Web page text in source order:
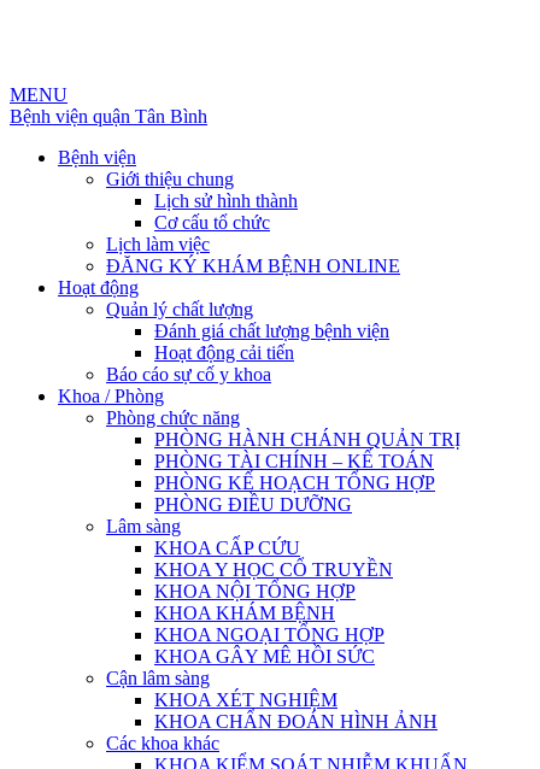
MENU
Bệnh viện quận Tân Bình
Bệnh viện
Giới thiệu chung
Lịch sử hình thành
Cơ cấu tổ chức
Lịch làm việc
ĐĂNG KÝ KHÁM BỆNH ONLINE
Hoạt động
Quản lý chất lượng
Đánh giá chất lượng bệnh viện
Hoạt động cải tiến
Báo cáo sự cố y khoa
Khoa / Phòng
Phòng chức năng
PHÒNG HÀNH CHÁNH QUẢN TRỊ
PHÒNG TÀI CHÍNH – KẾ TOÁN
PHÒNG KẾ HOẠCH TỔNG HỢP
PHÒNG ĐIỀU DƯỠNG
Lâm sàng
KHOA CẤP CỨU
KHOA Y HỌC CỔ TRUYỀN
KHOA NỘI TỔNG HỢP
KHOA KHÁM BỆNH
KHOA NGOẠI TỔNG HỢP
KHOA GÂY MÊ HỒI SỨC
Cận lâm sàng
KHOA XÉT NGHIỆM
KHOA CHẨN ĐOÁN HÌNH ẢNH
Các khoa khác
KHOA KIỂM SOÁT NHIỄM KHUẨN